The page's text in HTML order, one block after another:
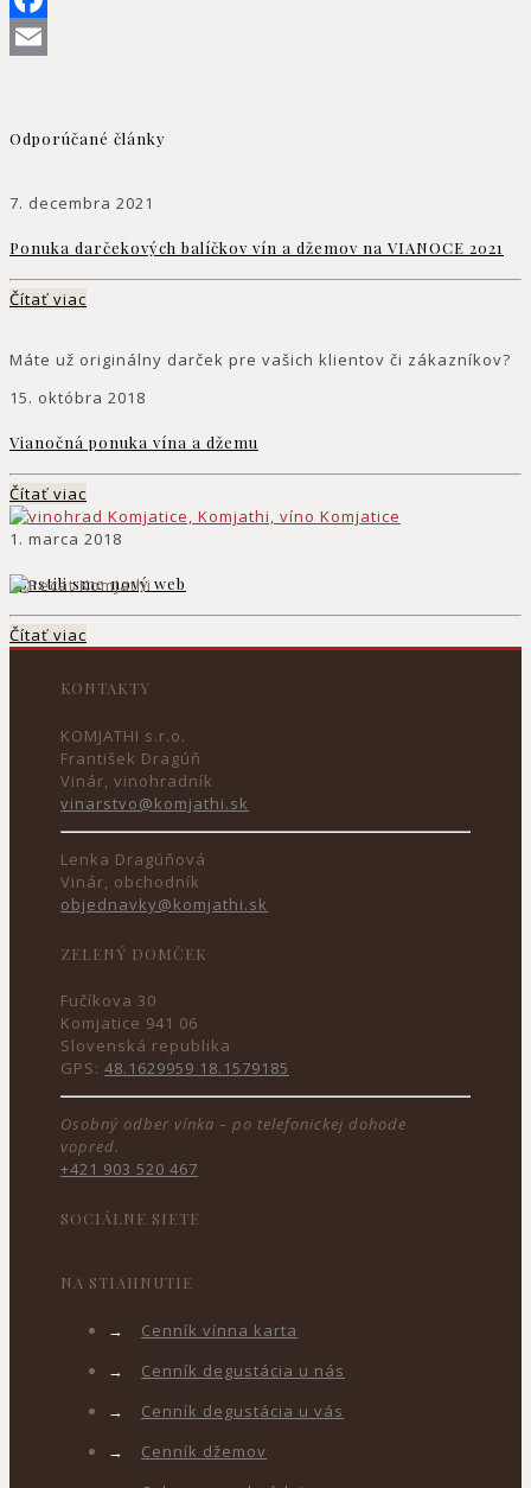
Facebook
Odporúčané články
7. decembra 2021
Ponuka darčekových balíčkov vín a džemov na VIANOCE 2021
Čítať viac
Máte už originálny darček pre vašich klientov či zákazníkov?
15. októbra 2018
Vianočná ponuka vína a džemu
Čítať viac
1. marca 2018
Spustili sme nový web
Čítať viac
KONTAKTY
KOMJATHI s.r.o.
František Dragúň
Vinár, vinohradník
vinarstvo@komjathi.sk
Lenka Dragúňová
Vinár, obchodník
objednavky@komjathi.sk
ZELENÝ DOMČEK
Fučíkova 30
Komjatice 941 06
Slovenská republika
GPS:48.1629959 18.1579185
Osobný odber vínka – po telefonickej dohode
vopred.
+421 903 520 467
SOCIÁLNE SIETE
NA STIAHNUTIE
→
Cenník vínna karta
→
Cenník degustácia u nás
→
Cenník degustácia u vás
→
Cenník džemov